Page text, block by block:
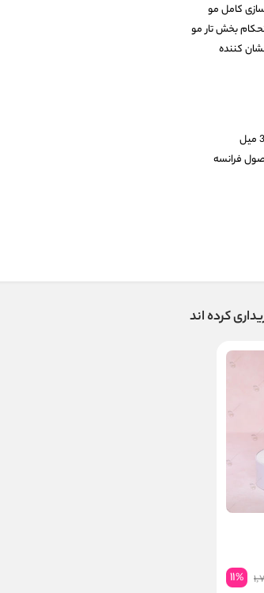
کامل مو
بخش تار مو
کننده
فرانسه
کرده اند
11%